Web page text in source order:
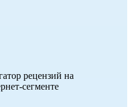
рецензий на
сегменте